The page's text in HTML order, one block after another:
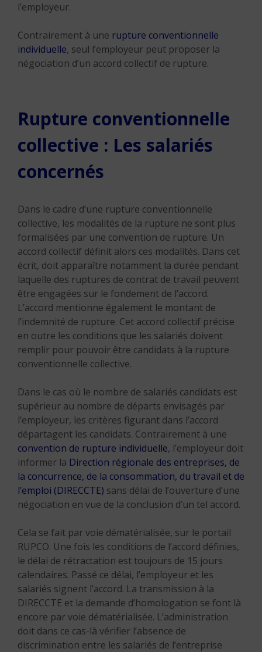
l’employeur.
Contrairement à une rupture conventionnelle
individuelle, seul l’employeur peut proposer la
négociation d’un accord collectif de rupture.
Rupture conventionnelle
collective : Les salariés
concernés
Dans le cadre d’une rupture conventionnelle
collective, les modalités de la rupture ne sont plus
formalisées par une convention de rupture. Un
accord collectif définit alors ces modalités. Dans cet
écrit, doit apparaître notamment la durée pendant
laquelle des ruptures de contrat de travail peuvent
être engagées sur le fondement de l’accord.
L’accord mentionne également le montant de
l’indemnité de rupture. Cet accord collectif précise
en outre les conditions que les salariés doivent
remplir pour pouvoir être candidats à la rupture
conventionnelle collective.
Dans le cas où le nombre de salariés candidats est
supérieur au nombre de départs envisagés par
l’employeur, les critères figurant dans l’accord
départagent les candidats. Contrairement à une
convention de rupture individuelle, l’employeur doit
informer la Direction régionale des entreprises, de
la concurrence, de la consommation, du travail et de
l’emploi (DIRECCTE) sans délai de l’ouverture d’une
négociation en vue de la conclusion d’un tel accord.
Cela se fait par voie dématérialisée, sur le portail
RUPCO. Une fois les conditions de l’accord définies,
le délai de rétractation est toujours de 15 jours
calendaires. Passé ce délai, l’employeur et les
salariés signent l’accord. La transmission à la
DIRECCTE et la demande d’homologation se font là
encore par voie dématérialisée. L’administration
doit dans ce cas-là vérifier l’absence de
discrimination entre les salariés de l’entreprise